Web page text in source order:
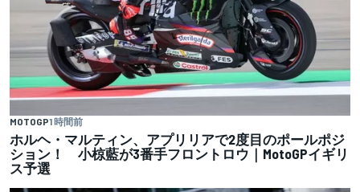
MOTOGP1 時間前
ホルヘ・マルティン、アプリリアで2度目のポールポジ
ション！ 小椋藍が3番手フロントロウ｜MotoGPイギリ
ス予選